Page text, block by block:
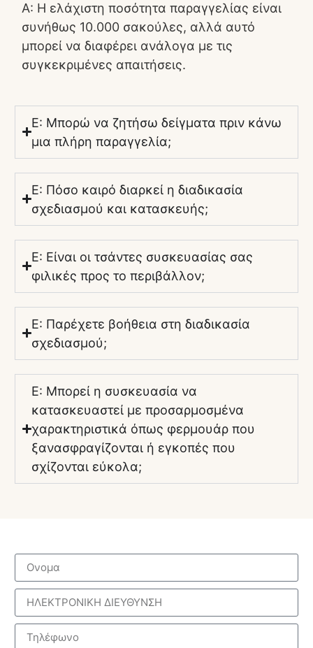
Α: Η ελάχιστη ποσότητα παραγγελίας είναι
συνήθως 10.000 σακούλες, αλλά αυτό
μπορεί να διαφέρει ανάλογα με τις
συγκεκριμένες απαιτήσεις.
Ε: Μπορώ να ζητήσω δείγματα πριν κάνω
μια πλήρη παραγγελία;
Ε: Πόσο καιρό διαρκεί η διαδικασία
σχεδιασμού και κατασκευής;
Ε: Είναι οι τσάντες συσκευασίας σας
φιλικές προς το περιβάλλον;
Ε: Παρέχετε βοήθεια στη διαδικασία
σχεδιασμού;
Ε: Μπορεί η συσκευασία να
κατασκευαστεί με προσαρμοσμένα
χαρακτηριστικά όπως φερμουάρ που
ξανασφραγίζονται ή εγκοπές που
σχίζονται εύκολα;